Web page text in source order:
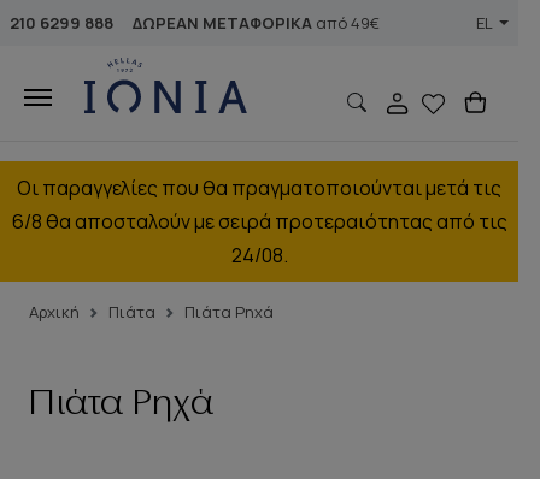
210 6299 888 ΔΩΡΕΑΝ ΜΕΤΑΦΟΡΙΚΑ από 49€ EL
Οι παραγγελίες που θα πραγματοποιούνται μετά τις
6/8 θα αποσταλούν με σειρά προτεραιότητας από τις
24/08.
Αρχική Πιάτα Πιάτα Ρηχά
Πιάτα Ρηχά